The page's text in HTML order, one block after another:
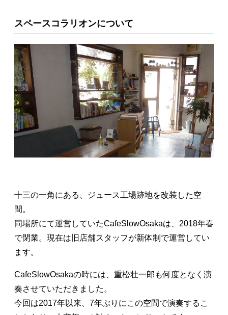
スペースコラリオンについて
十三の一角にある、ジュース工場跡地を改装した空
間。
同場所にて運営していたCafeSlowOsakaは、2018年春
で閉業。現在は旧店舗スタッフが新体制で運営してい
ます。
CafeSlowOsakaの時には、重松壮一郎も何度となく演
奏させていただきました。
今回は2017年以来、7年ぶりにこの空間で演奏するこ